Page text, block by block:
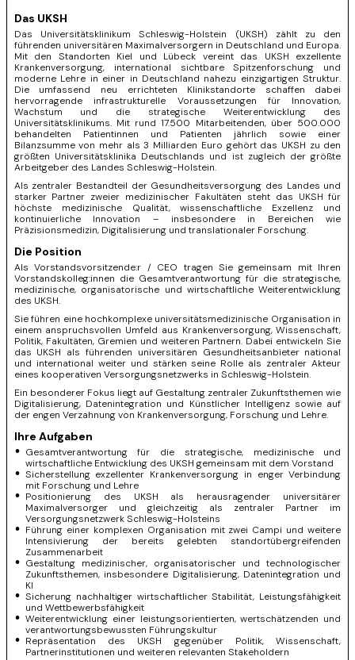
Das UKSH
Das Universitätsklinikum Schleswig-Holstein (UKSH) zählt zu den
führenden universitären Maximalversorgern in Deutschland und Europa.
Mit den Standorten Kiel und Lübeck vereint das UKSH exzellente
Krankenversorgung, international sichtbare Spitzenforschung und
moderne Lehre in einer in Deutschland nahezu einzigartigen Struktur.
Die umfassend neu errichteten Klinikstandorte schaffen dabei
hervorragende infrastrukturelle Voraussetzungen für Innovation,
Wachstum und die strategische Weiterentwicklung des
Universitätsklinikums. Mit rund 17.500 Mitarbeitenden, über 500.000
behandelten Patientinnen und Patienten jährlich sowie einer
Bilanzsumme von mehr als 3 Milliarden Euro gehört das UKSH zu den
größten Universitätsklinika Deutschlands und ist zugleich der größte
Arbeitgeber des Landes Schleswig-Holstein.
Als zentraler Bestandteil der Gesundheitsversorgung des Landes und
starker Partner zweier medizinischer Fakultäten steht das UKSH für
höchste medizinische Qualität, wissenschaftliche Exzellenz und
kontinuierliche Innovation – insbesondere in Bereichen wie
Präzisionsmedizin, Digitalisierung und translationaler Forschung.
Die Position
Als Vorstandsvorsitzende:r / CEO tragen Sie gemeinsam mit Ihren
Vorstandskolleg:innen die Gesamtverantwortung für die strategische,
medizinische, organisatorische und wirtschaftliche Weiterentwicklung
des UKSH.
Sie führen eine hochkomplexe universitätsmedizinische Organisation in
einem anspruchsvollen Umfeld aus Krankenversorgung, Wissenschaft,
Politik, Fakultäten, Gremien und weiteren Partnern. Dabei entwickeln Sie
das UKSH als führenden universitären Gesundheitsanbieter national
und international weiter und stärken seine Rolle als zentraler Akteur
eines kooperativen Versorgungsnetzwerks in Schleswig-Holstein.
Ein besonderer Fokus liegt auf Gestaltung zentraler Zukunftsthemen wie
Digitalisierung, Datenintegration und Künstlicher Intelligenz sowie auf
der engen Verzahnung von Krankenversorgung, Forschung und Lehre.
Ihre Aufgaben
Gesamtverantwortung für die strategische, medizinische und
wirtschaftliche Entwicklung des UKSH gemeinsam mit dem Vorstand
Sicherstellung exzellenter Krankenversorgung in enger Verbindung
mit Forschung und Lehre
Positionierung des UKSH als herausragender universitärer
Maximalversorger und gleichzeitig als zentraler Partner im
Versorgungsnetzwerk Schleswig-Holsteins
Führung einer komplexen Organisation mit zwei Campi und weitere
Intensivierung der bereits gelebten standortübergreifenden
Zusammenarbeit
Gestaltung medizinischer, organisatorischer und technologischer
Zukunftsthemen, insbesondere Digitalisierung, Datenintegration und
KI
Sicherung nachhaltiger wirtschaftlicher Stabilität, Leistungsfähigkeit
und Wettbewerbsfähigkeit
Weiterentwicklung einer leistungsorientierten, wertschätzenden und
verantwortungsbewussten Führungskultur
Repräsentation des UKSH gegenüber Politik, Wissenschaft,
Partnerinstitutionen und weiteren relevanten Stakeholdern